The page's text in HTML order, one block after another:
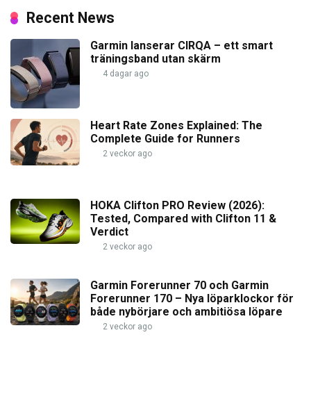
Recent News
Garmin lanserar CIRQA – ett smart
träningsband utan skärm
4 dagar ago
Heart Rate Zones Explained: The
Complete Guide for Runners
2 veckor ago
HOKA Clifton PRO Review (2026):
Tested, Compared with Clifton 11 &
Verdict
2 veckor ago
Garmin Forerunner 70 och Garmin
Forerunner 170 – Nya löparklockor för
både nybörjare och ambitiösa löpare
2 veckor ago